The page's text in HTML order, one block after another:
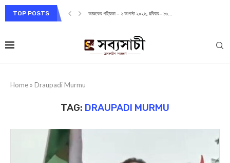
TOP POSTS আজকের পত্রিকা – ২ আগস্ট ২০২৬, রবিবার– ১৬...
Home » Draupadi Murmu
TAG: DRAUPADI MURMU